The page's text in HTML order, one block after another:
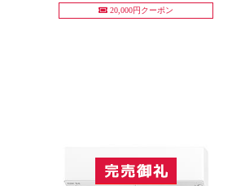
20,000円クーポン